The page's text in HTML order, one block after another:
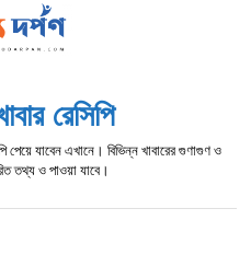
রেসিপি
পেয়ে যাবেন এখানে। বিভিন্ন খাবারের গুণাগুণ ও
তথ্য ও পাওয়া যাবে।